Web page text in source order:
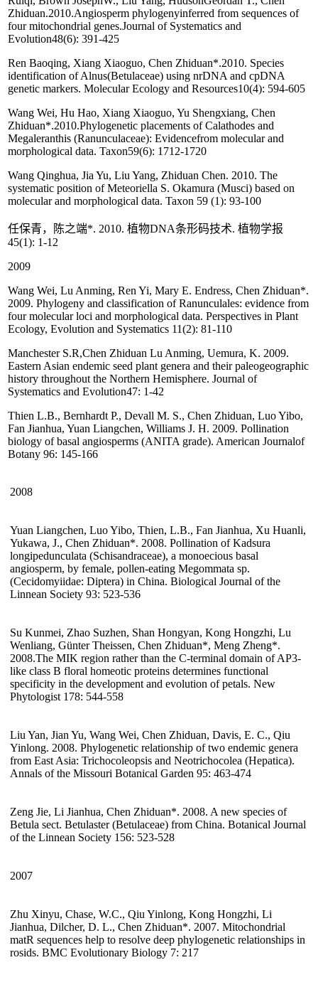
Zhiduan.2010.Angiosperm phylogenyinferred from sequences of
four mitochondrial genes.Journal of Systematics and
Evolution48(6): 391-425
Ren Baoqing, Xiang Xiaoguo, Chen Zhiduan*.2010. Species
identification of Alnus(Betulaceae) using nrDNA and cpDNA
genetic markers. Molecular Ecology and Resources10(4): 594-605
Wang Wei, Hu Hao, Xiang Xiaoguo, Yu Shengxiang, Chen
Zhiduan*.2010.Phylogenetic placements of Calathodes and
Megaleranthis (Ranunculaceae): Evidencefrom molecular and
morphological data. Taxon59(6): 1712-1720
Wang Qinghua, Jia Yu, Liu Yang, Zhiduan Chen. 2010. The
systematic position of Meteoriella S. Okamura (Musci) based on
molecular and morphological data. Taxon 59 (1): 93-100
任保青，陈之端*. 2010. 植物DNA条形码技术. 植物学报
45(1): 1-12
2009
Wang Wei, Lu Anming, Ren Yi, Mary E. Endress, Chen Zhiduan*.
2009. Phylogeny and classification of Ranunculales: evidence from
four molecular loci and morphological data. Perspectives in Plant
Ecology, Evolution and Systematics 11(2): 81-110
Manchester S.R,Chen Zhiduan Lu Anming, Uemura, K. 2009.
Eastern Asian endemic seed plant genera and their paleogeographic
history throughout the Northern Hemisphere. Journal of
Systematics and Evolution47: 1-42
Thien L.B., Bernhardt P., Devall M. S., Chen Zhiduan, Luo Yibo,
Fan Jianhua, Yuan Liangchen, Williams J. H. 2009. Pollination
biology of basal angiosperms (ANITA grade). American Journalof
Botany 96: 145-166
2008
Yuan Liangchen, Luo Yibo, Thien, L.B., Fan Jianhua, Xu Huanli,
Yukawa, J., Chen Zhiduan*. 2008. Pollination of Kadsura
longipedunculata (Schisandraceae), a monoecious basal
angiosperm, by female, pollen-eating Megommata sp.
(Cecidomyiidae: Diptera) in China. Biological Journal of the
Linnean Society 93: 523-536
Su Kunmei, Zhao Suzhen, Shan Hongyan, Kong Hongzhi, Lu
Wenliang, Günter Theissen, Chen Zhiduan*, Meng Zheng*.
2008.The MIK region rather than the C-terminal domain of AP3-
like class B floral homeotic proteins determines functional
specificity in the development and evolution of petals. New
Phytologist 178: 544-558
Liu Yan, Jian Yu, Wang Wei, Chen Zhiduan, Davis, E. C., Qiu
Yinlong. 2008. Phylogenetic relationship of two endemic genera
from East Asia: Trichocoleopsis and Neotrichocolea (Hepatica).
Annals of the Missouri Botanical Garden 95: 463-474
Zeng Jie, Li Jianhua, Chen Zhiduan*. 2008. A new species of
Betula sect. Betulaster (Betulaceae) from China. Botanical Journal
of the Linnean Society 156: 523-528
2007
Zhu Xinyu, Chase, W.C., Qiu Yinlong, Kong Hongzhi, Li
Jianhua, Dilcher, D. L., Chen Zhiduan*. 2007. Mitochondrial
matR sequences help to resolve deep phylogenetic relationships in
rosids. BMC Evolutionary Biology 7: 217